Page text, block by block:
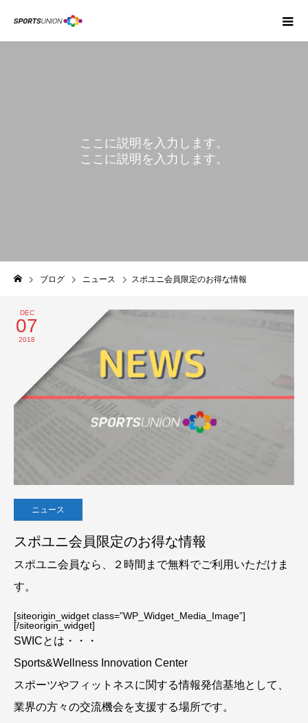
BLOG
ここに説明を入力します。
ここに説明を入力します。
ブログ ニュース スポユニ会員限定のお得な情報
DEC
07
2018
ニュース
スポユニ会員限定のお得な情報
スポユニ会員なら、２時間まで無料でご利用いただけま
す。
[siteorigin_widget class=”WP_Widget_Media_Image”]
[/siteorigin_widget]
SWICとは・・・
Sports&Wellness Innovation Center
スポーツやフィットネスに関する情報発信基地として、
業界の方々の交流機会を支援する場所です。